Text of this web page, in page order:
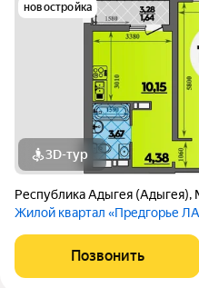
новостройка
3D-тур
Республика Адыгея (Адыгея),
Жилой квартал «Предгорье
Позвонить